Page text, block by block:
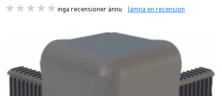
inga recensioner ännu lämna en recension